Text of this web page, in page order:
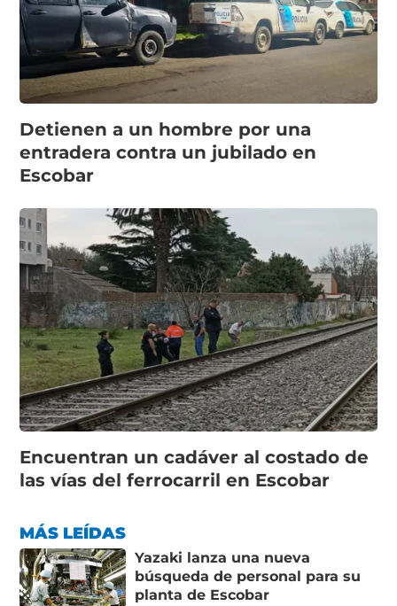
Detienen a un hombre por una
entradera contra un jubilado en
Escobar
Encuentran un cadáver al costado de
las vías del ferrocarril en Escobar
MÁS LEÍDAS
Yazaki lanza una nueva
búsqueda de personal para su
planta de Escobar